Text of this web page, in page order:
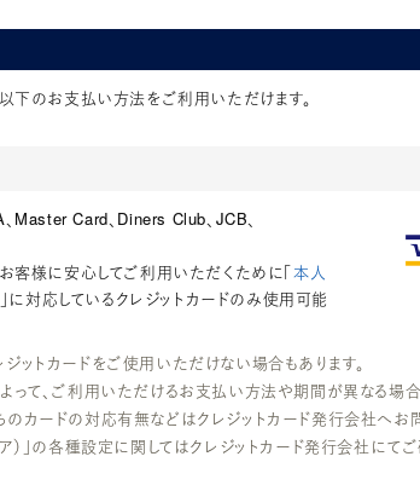
下のお支払い方法をご利用いただけます。
Master Card、Diners Club、JCB、
客様に安心してご利用いただくために「本人
」に対応しているクレジットカードのみ使用可能
ットカードをご使用いただけない場合もあります。
って、ご利用いただけるお支払い方法や期間が異なる場合
カードの対応有無などはクレジットカード発行会社へお
）」の各種設定に関してはクレジットカード発行会社にてご